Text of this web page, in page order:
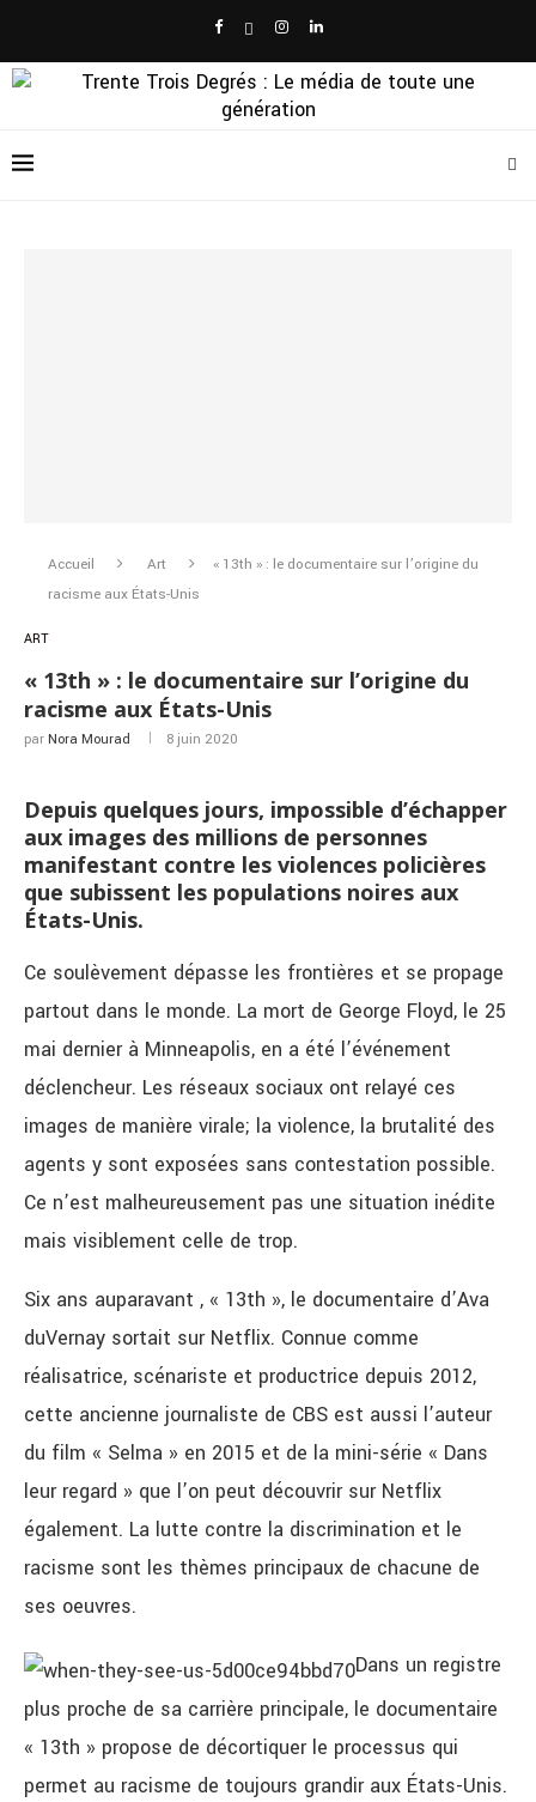
Accueil Art
« 13th » : le documentaire sur l’origine du
racisme aux États-Unis
ART
« 13th » : le documentaire sur l’origine du
racisme aux États-Unis
par Nora Mourad 8 juin 2020
Depuis quelques jours, impossible d’échapper
aux images des millions de personnes
manifestant contre les violences policières
que subissent les populations noires aux
États-Unis.
Ce soulèvement dépasse les frontières et se propage
partout dans le monde. La mort de George Floyd, le 25
mai dernier à Minneapolis, en a été l’événement
déclencheur. Les réseaux sociaux ont relayé ces
images de manière virale; la violence, la brutalité des
agents y sont exposées sans contestation possible.
Ce n’est malheureusement pas une situation inédite
mais visiblement celle de trop.
Six ans auparavant , « 13th », le documentaire d’Ava
duVernay sortait sur Netflix. Connue comme
réalisatrice, scénariste et productrice depuis 2012,
cette ancienne journaliste de CBS est aussi l’auteur
du film « Selma » en 2015 et de la mini-série « Dans
leur regard » que l’on peut découvrir sur Netflix
également. La lutte contre la discrimination et le
racisme sont les thèmes principaux de chacune de
ses oeuvres.
Dans un registre
plus proche de sa carrière principale, le documentaire
« 13th » propose de décortiquer le processus qui
permet au racisme de toujours grandir aux États-Unis.